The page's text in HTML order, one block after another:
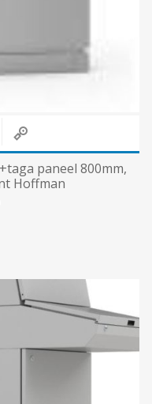
paneel 800mm,
Hoffman